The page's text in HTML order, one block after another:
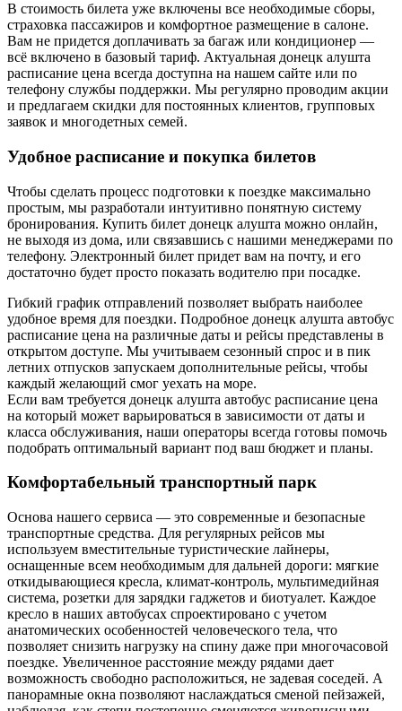
В стоимость билета уже включены все необходимые сборы,
страховка пассажиров и комфортное размещение в салоне.
Вам не придется доплачивать за багаж или кондиционер —
всё включено в базовый тариф. Актуальная донецк алушта
расписание цена всегда доступна на нашем сайте или по
телефону службы поддержки. Мы регулярно проводим акции
и предлагаем скидки для постоянных клиентов, групповых
заявок и многодетных семей.
Удобное расписание и покупка билетов
Чтобы сделать процесс подготовки к поездке максимально
простым, мы разработали интуитивно понятную систему
бронирования. Купить билет донецк алушта можно онлайн,
не выходя из дома, или связавшись с нашими менеджерами по
телефону. Электронный билет придет вам на почту, и его
достаточно будет просто показать водителю при посадке.
Гибкий график отправлений позволяет выбрать наиболее
удобное время для поездки. Подробное донецк алушта автобус
расписание цена на различные даты и рейсы представлены в
открытом доступе. Мы учитываем сезонный спрос и в пик
летних отпусков запускаем дополнительные рейсы, чтобы
каждый желающий смог уехать на море.
Если вам требуется донецк алушта автобус расписание цена
на который может варьироваться в зависимости от даты и
класса обслуживания, наши операторы всегда готовы помочь
подобрать оптимальный вариант под ваш бюджет и планы.
Комфортабельный транспортный парк
Основа нашего сервиса — это современные и безопасные
транспортные средства. Для регулярных рейсов мы
используем вместительные туристические лайнеры,
оснащенные всем необходимым для дальней дороги: мягкие
откидывающиеся кресла, климат-контроль, мультимедийная
система, розетки для зарядки гаджетов и биотуалет. Каждое
кресло в наших автобусах спроектировано с учетом
анатомических особенностей человеческого тела, что
позволяет снизить нагрузку на спину даже при многочасовой
поездке. Увеличенное расстояние между рядами дает
возможность свободно расположиться, не задевая соседей. А
панорамные окна позволяют наслаждаться сменой пейзажей,